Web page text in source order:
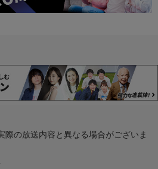
際の放送内容と異なる場合がございま